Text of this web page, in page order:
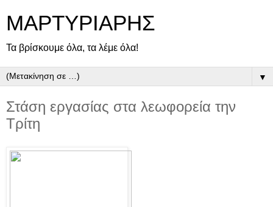
ΜΑΡΤΥΡΙΑΡΗΣ
Τα βρίσκουμε όλα, τα λέμε όλα!
▼
Στάση εργασίας στα λεωφορεία την
Τρίτη